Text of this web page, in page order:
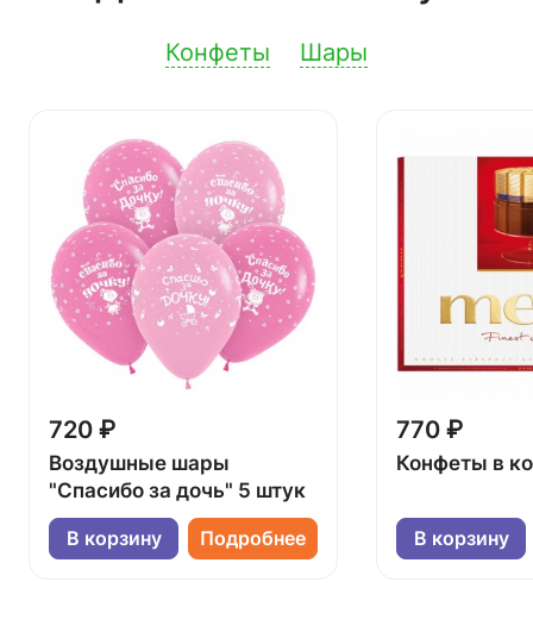
Конфеты Шары
720 ₽
Воздушные шары
"Спасибо за дочь" 5 штук
В корзину Подробнее
770 ₽
Конфеты в
В корзину